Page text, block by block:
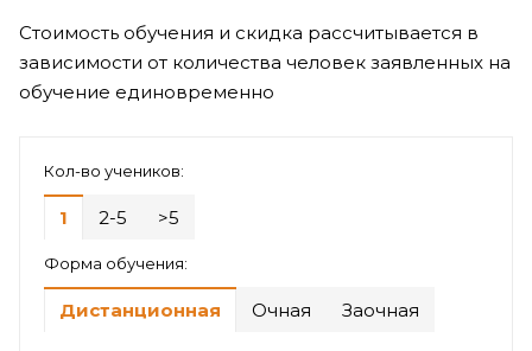
Стоимость обучения и скидка рассчитывается в
зависимости от количества человек заявленных на
обучение единовременно
Кол-во учеников:
1 2-5 >5
Форма обучения:
Дистанционная Очная Заочная